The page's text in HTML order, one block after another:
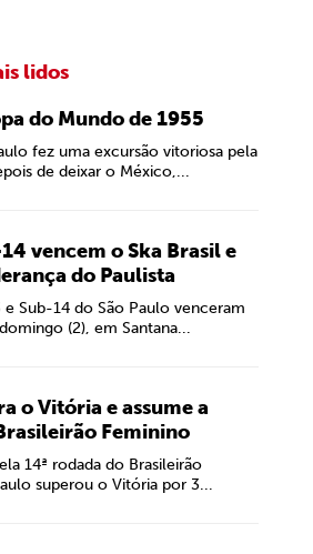
lidos
do Mundo de 1955
fez uma excursão vitoriosa pela
de deixar o México,...
vencem o Ska Brasil e
do Paulista
e Sub-14 do São Paulo venceram
(2), em Santana...
o Vitória e assume a
Feminino
14ª rodada do Brasileirão
superou o Vitória por 3...